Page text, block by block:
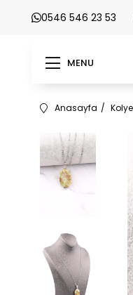
0546 546 23 53
MENU
Anasayfa